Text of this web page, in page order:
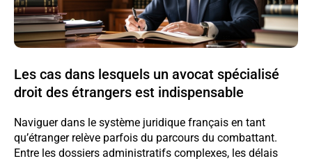
Les cas dans lesquels un avocat spécialisé
droit des étrangers est indispensable
Naviguer dans le système juridique français en tant
qu’étranger relève parfois du parcours du combattant.
Entre les dossiers administratifs complexes, les délais